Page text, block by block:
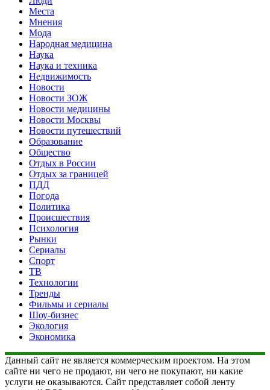
Места
Мнения
Мода
Народная медицина
Наука
Наука и техника
Недвижимость
Новости
Новости ЗОЖ
Новости медицины
Новости Москвы
Новости путешествий
Образование
Общество
Отдых в России
Отдых за границей
ПДД
Погода
Политика
Происшествия
Психология
Рынки
Сериалы
Спорт
ТВ
Технологии
Тренды
Фильмы и сериалы
Шоу-бизнес
Экология
Экономика
Данный сайт не является коммерческим проектом. На этом
сайте ни чего не продают, ни чего не покупают, ни какие
услуги не оказываются. Сайт представляет собой ленту